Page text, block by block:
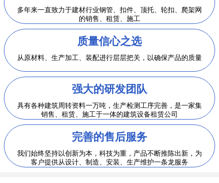
多年来一直致力于建材行业钢管、扣件、顶托、轮扣、爬架网
的销售、租赁、施工
质量信心之选
从原材料、生产加工、装配进行层层把关，以确保产品的质量
强大的研发团队
具有各种建筑周转资料一万吨，生产检测工序完善，是一家集
销售、租赁、施工于一体的建筑设备租赁公司
完善的售后服务
我们始终坚持以创新为本，科技为重，产品不断推陈出新，为
客户提供从设计、制造、安装、生产维护一条龙服务